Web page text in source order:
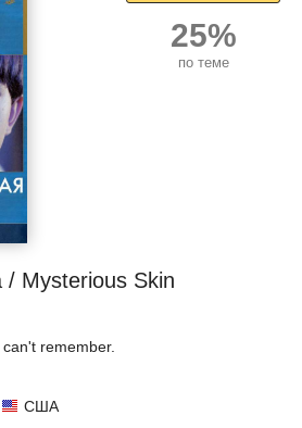
/ Mysterious Skin
remember.
США
25%
по теме